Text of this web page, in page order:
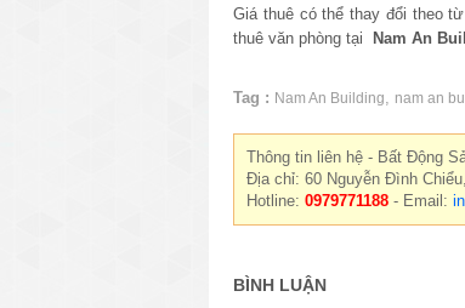
Giá thuê có thể thay đổi theo
thuê văn phòng tại
Nam An
Tag : Nam An Building nam an
Thông tin liên hệ - Bất Động
Địa chỉ: 60 Nguyễn Đình
Hotline: 0979771188 - Email:
BÌNH LUẬN